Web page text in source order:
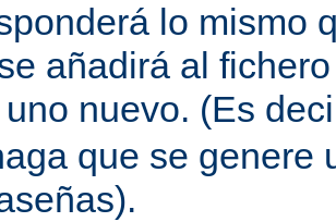
lo mismo
añadirá al
uno nuevo. (Es
que se genere